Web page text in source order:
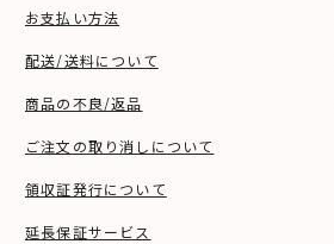
お支払い方法
配送/送料について
商品の不良/返品
ご注文の取り消しについて
領収証発行について
延長保証サービス